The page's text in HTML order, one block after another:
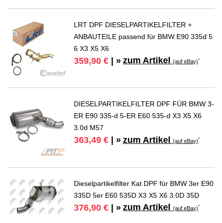
LRT DPF DIESELPARTIKELFILTER +
ANBAUTEILE passend für BMW E90 335d 5
6 X3 X5 X6
359,90 € | » zum Artikel(auf eBay)*
DIESELPARTIKELFILTER DPF FÜR BMW 3-
ER E90 335-d 5-ER E60 535-d X3 X5 X6
3.0d M57
363,49 € | » zum Artikel(auf eBay)*
Dieselpartikelfilter Kat DPF für BMW 3er E90
335D 5er E60 535D X3 X5 X6 3.0D 35D
376,90 € | » zum Artikel(auf eBay)*